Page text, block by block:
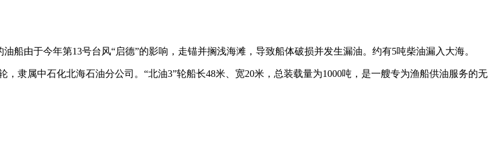
由于今年第13号台风“启德”的影响，走锚并搁浅海滩，导致船体破损并发生漏油。约有5吨柴油漏入大海。
属中石化北海石油分公司。“北油3”轮船长48米、宽20米，总装载量为1000吨，是一艘专为渔船供油服务的无